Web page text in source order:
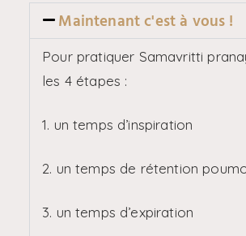
Maintenant c'est à vous !
Pour pratiquer Samavritti
les 4 étapes :
1. un temps d’inspiration
2. un temps de rétention
3. un temps d’expiration